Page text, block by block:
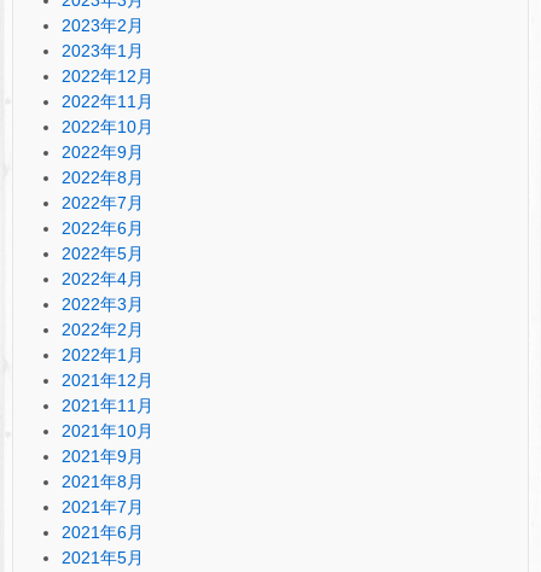
2023年2月
2023年1月
2022年12月
2022年11月
2022年10月
2022年9月
2022年8月
2022年7月
2022年6月
2022年5月
2022年4月
2022年3月
2022年2月
2022年1月
2021年12月
2021年11月
2021年10月
2021年9月
2021年8月
2021年7月
2021年6月
2021年5月